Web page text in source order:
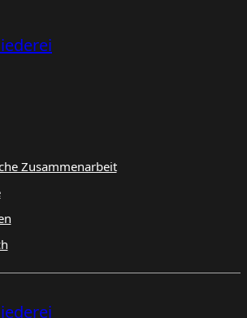
Zusammenarbeit